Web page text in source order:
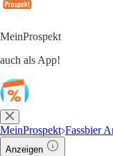
MeinProspekt
auch als App!
MeinProspekt Fassbier
Anzeigen